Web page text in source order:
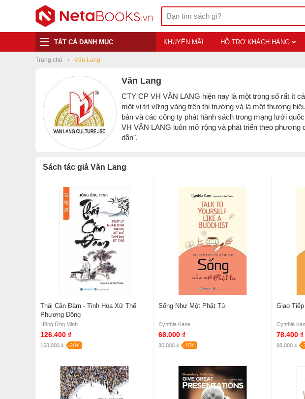
TẤT CẢ DANH MỤC KHUYẾN MÃI HỖ TRỢ KHÁCH HÀNG
Trang chủ Văn Lang
Văn Lang
CTY CP VH VĂN LANG hiện nay là một trong số rất ít
một vị trí vững vàng trên thị trường và là một thương
bản và các công ty phát hành sách trong mạng lưới
VH VĂN LANG luôn mở rộng và phát triển theo phương
dẫn".
Sách tác giả Văn Lang
Thái Căn Đàm - Tinh Hoa Xử Thế
Phương Đông
Hồng Ứng Minh
126.400 ₫
158.000 ₫ -20%
Sống Như Một Phật Tử
Cynthia Kane
68.000 ₫
80.000 ₫ -15%
Giao
Cynthia
78.400 ₫
98.000 ₫ -